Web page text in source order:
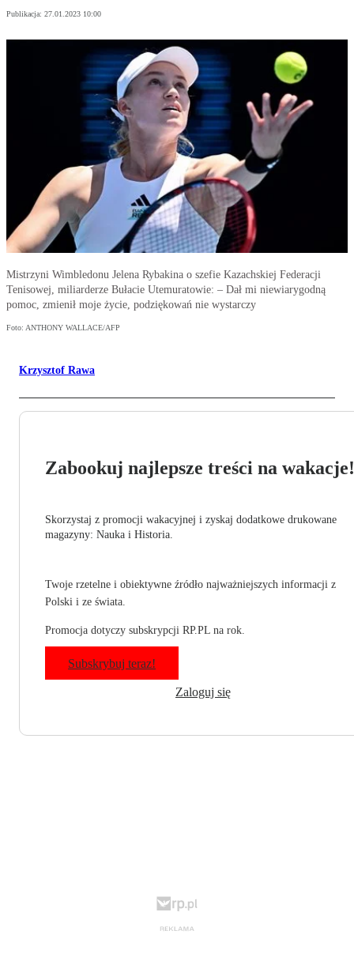
Publikacja: 27.01.2023 10:00
Mistrzyni Wimbledonu Jelena Rybakina o szefie Kazachskiej Federacji
Tenisowej, miliarderze Bułacie Utemuratowie: – Dał mi niewiarygodną
pomoc, zmienił moje życie, podziękowań nie wystarczy
Foto: ANTHONY WALLACE/AFP
Krzysztof Rawa
Zabookuj najlepsze treści na wakacje!
Skorzystaj z promocji wakacyjnej i zyskaj dodatkowe drukowane
magazyny: Nauka i Historia.
Twoje rzetelne i obiektywne źródło najważniejszych informacji z
Polski i ze świata.
Promocja dotyczy subskrypcji RP.PL na rok.
Subskrybuj teraz!
Zaloguj się